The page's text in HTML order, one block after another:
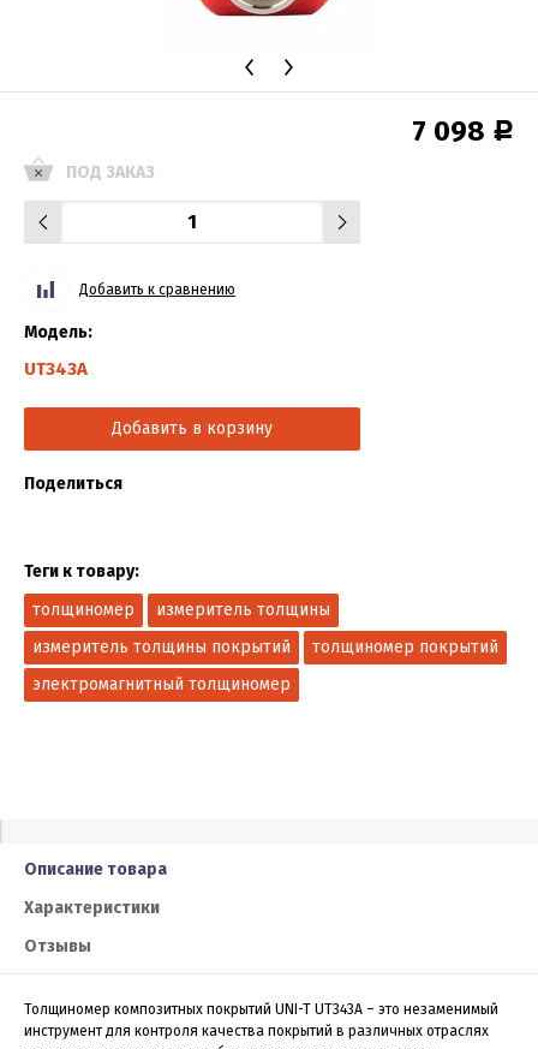
7 098 Р
ПОД ЗАКАЗ
Добавить к сравнению
Модель:
UT343A
Добавить в корзину
Поделиться
Теги к товару:
толщиномер
измеритель толщины
измеритель толщины покрытий
толщиномер покрытий
электромагнитный толщиномер
Описание товара
Характеристики
Отзывы
Толщиномер композитных покрытий UNI-T UT343A – это незаменимый
инструмент для контроля качества покрытий в различных отраслях